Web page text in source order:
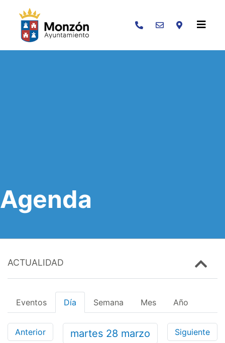
Buscar
Agenda
ACTUALIDAD
Eventos Día Semana Mes Año
Anterior martes 28 marzo Siguiente